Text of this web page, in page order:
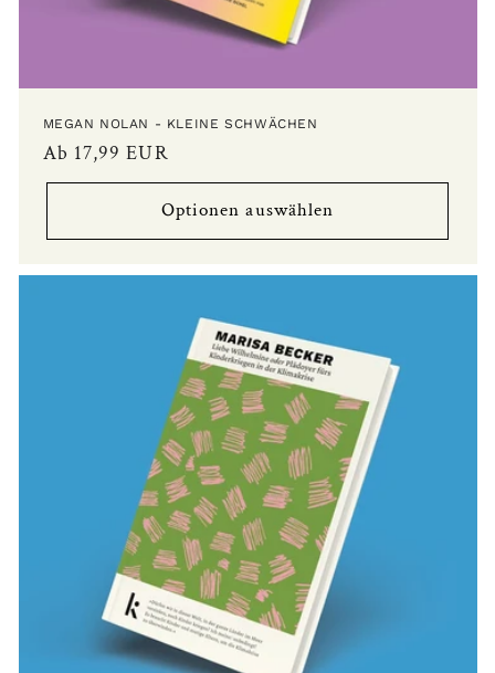
MEGAN NOLAN - KLEINE SCHWÄCHEN
Normaler
Preis
Ab 17,99 EUR
Optionen auswählen